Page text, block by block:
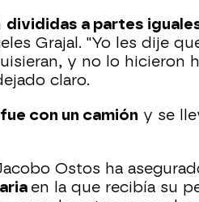
divididas a partes
Grajal. "Yo les dije
y no lo hicieron
claro.
fue con un camión y se
Ostos ha
en la que recibía su